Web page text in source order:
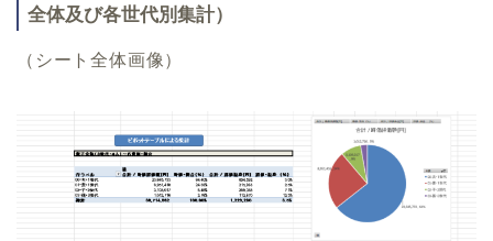
全体及び各世代別集計）
（シート全体画像）